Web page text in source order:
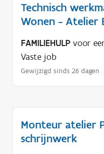
Technisch
Wonen - Atelier
FAMILIEHULP voor
Vaste job
Gewijzigd sinds 26 dagen
Monteur atelier
schrijnwerk